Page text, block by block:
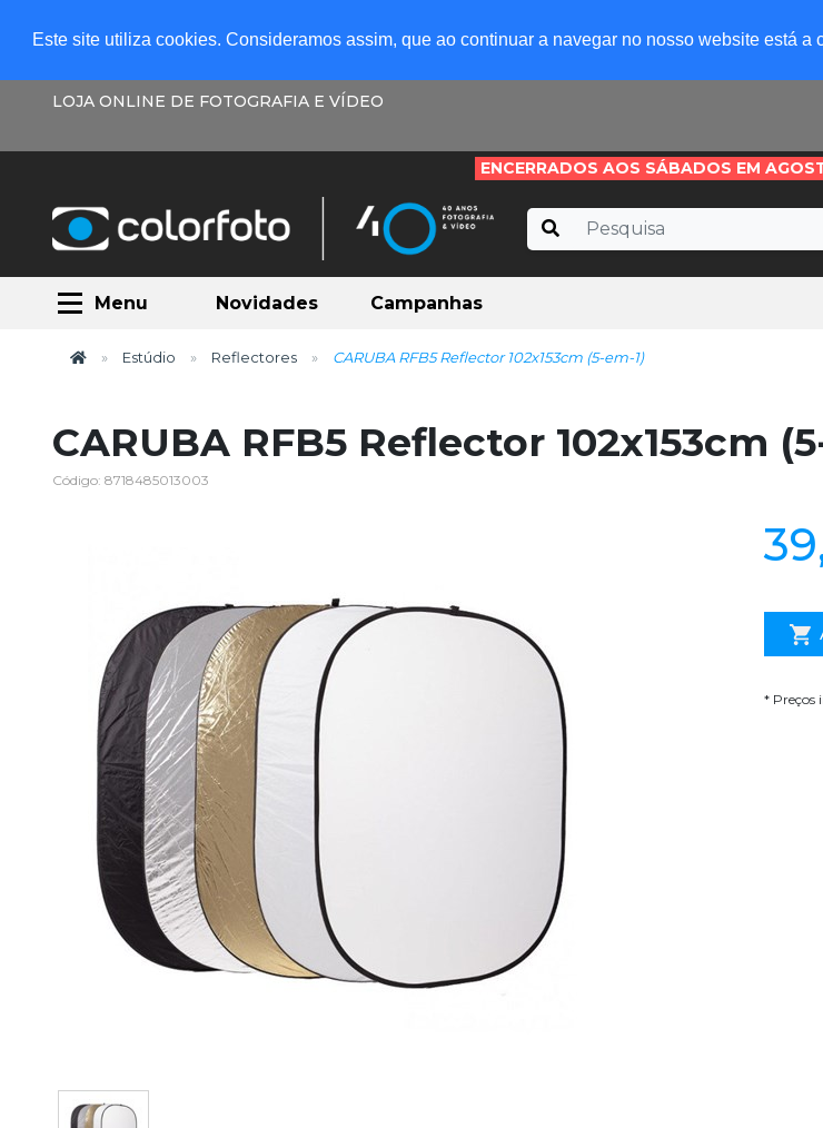
Este site utiliza cookies. Consideramos assim, que ao continuar a navegar no nosso website está a
LOJA ONLINE DE FOTOGRAFIA E VÍDEO
ENCERRADOS AOS SÁBADOS EM
Menu Novidades Campanhas
Estúdio Reflectores CARUBA RFB5 Reflector 102x153cm (5-em-1)
CARUBA RFB5 Reflector 102x153cm
Código: 8718485013003
* Preços